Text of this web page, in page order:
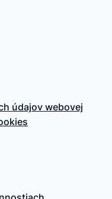
údajov webovej